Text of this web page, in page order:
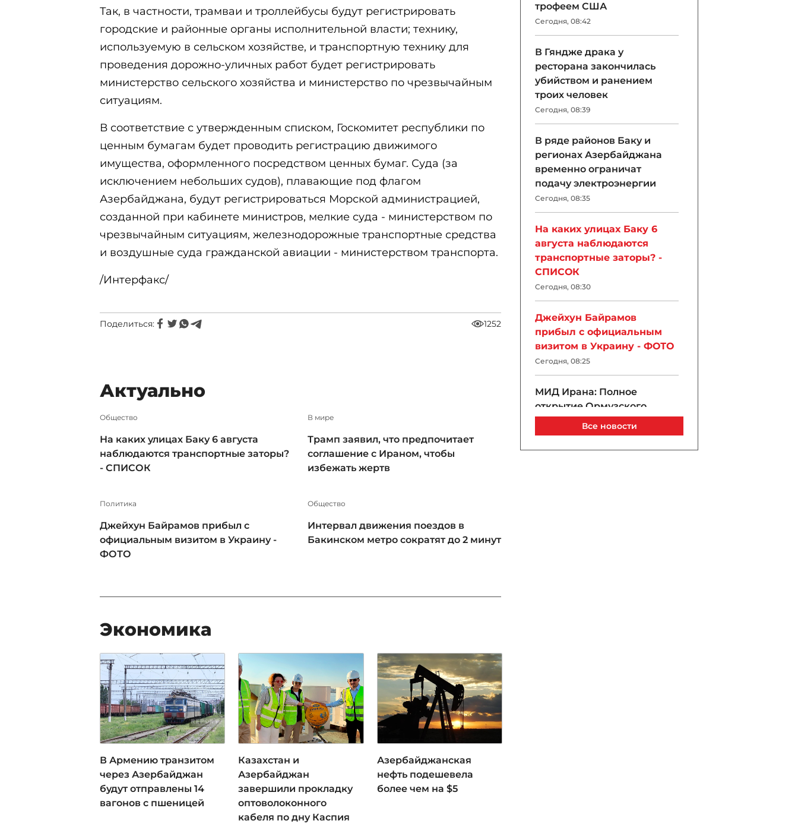
Так, в частности, трамваи и троллейбусы будут регистрировать
городские и районные органы исполнительной власти; технику,
используемую в сельском хозяйстве, и транспортную технику для
проведения дорожно-уличных работ будет регистрировать
министерство сельского хозяйства и министерство по чрезвычайным
ситуациям.
В соответствие с утвержденным списком, Госкомитет республики по
ценным бумагам будет проводить регистрацию движимого
имущества, оформленного посредством ценных бумаг. Суда (за
исключением небольших судов), плавающие под флагом
Азербайджана, будут регистрироваться Морской администрацией,
созданной при кабинете министров, мелкие суда - министерством по
чрезвычайным ситуациям, железнодорожные транспортные средства
и воздушные суда гражданской авиации - министерством транспорта.
/Интерфакс/
Поделиться: 1252
Актуально
Общество
На каких улицах Баку 6 августа
наблюдаются транспортные заторы?
- СПИСОК
В мире
Трамп заявил, что предпочитает
соглашение с Ираном, чтобы
избежать жертв
Политика
Джейхун Байрамов прибыл с
официальным визитом в Украину -
ФОТО
Общество
Интервал движения поездов в
Бакинском метро сократят до 2 минут
Экономика
В Армению транзитом
через Азербайджан
будут отправлены 14
вагонов с пшеницей
Казахстан и
Азербайджан
завершили прокладку
оптоволоконного
кабеля по дну Каспия
Азербайджанская
нефть подешевела
более чем на $5
трофеем США
Сегодня, 08:42
В Гяндже драка у
ресторана закончилась
убийством и ранением
троих человек
Сегодня, 08:39
В ряде районов Баку и
регионах Азербайджана
временно ограничат
подачу электроэнергии
Сегодня, 08:35
На каких улицах Баку 6
августа наблюдаются
транспортные заторы? -
СПИСОК
Сегодня, 08:30
Джейхун Байрамов
прибыл с официальным
визитом в Украину - ФОТО
Сегодня, 08:25
МИД Ирана: Полное
открытие Ормузского
пролива зависит от
позиции США
Сегодня, 00:00
Все новости